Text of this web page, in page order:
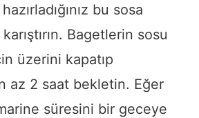
bu sosa
Bagetlerin sosu
üzerini kapatıp
az 2 saat bekletin. Eğer
süresini bir geceye